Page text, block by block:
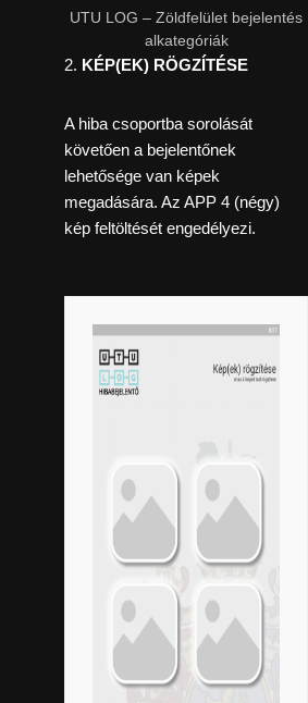
UTU LOG – Zöldfelület bejelentés
alkategóriák
2. KÉP(EK) RÖGZÍTÉSE
A hiba csoportba sorolását
követően a bejelentőnek
lehetősége van képek
megadására. Az APP 4 (négy)
kép feltöltését engedélyezi.